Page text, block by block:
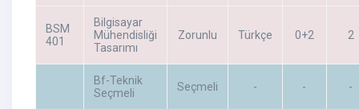
BSM
401
Bilgisayar
Mühendisliği
Tasarımı
Zorunlu Türkçe 0+2 2
Bf-Teknik
Seçmeli
Seçmeli - - -